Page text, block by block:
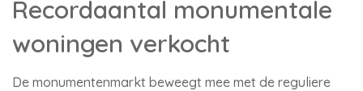
Recordaantal monumentale
woningen verkocht
De monumentenmarkt beweegt mee met de reguliere